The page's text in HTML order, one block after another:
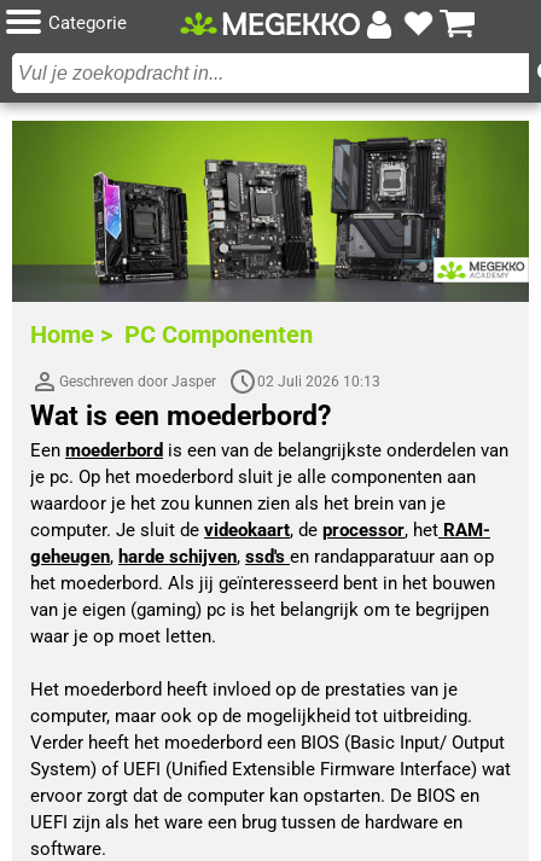
Categorie
Home > PC Componenten
Geschreven door Jasper 02 Juli 2026 10:13
Wat is een moederbord?
Een moederbord is een van de belangrijkste onderdelen van
je pc. Op het moederbord sluit je alle componenten aan
waardoor je het zou kunnen zien als het brein van je
computer. Je sluit de videokaart, de processor, het RAM-
geheugen, harde schijven, ssd's en randapparatuur aan op
het moederbord. Als jij geïnteresseerd bent in het bouwen
van je eigen (gaming) pc is het belangrijk om te begrijpen
waar je op moet letten.
Het moederbord heeft invloed op de prestaties van je
computer, maar ook op de mogelijkheid tot uitbreiding.
Verder heeft het moederbord een BIOS (Basic Input/ Output
System) of UEFI (Unified Extensible Firmware Interface) wat
ervoor zorgt dat de computer kan opstarten. De BIOS en
UEFI zijn als het ware een brug tussen de hardware en
software.